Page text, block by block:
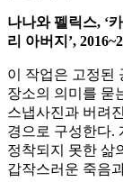
나나와 펠릭스, ‘
리 아버지’,
이 작업은 고정된
장소의 의미를 묻
스냅사진과 버려
경으로 구성한다.
정착되지 못한 삶
갑작스러운 죽음